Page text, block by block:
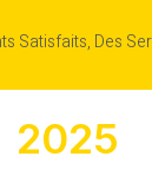
2025
Satisfaits, Des